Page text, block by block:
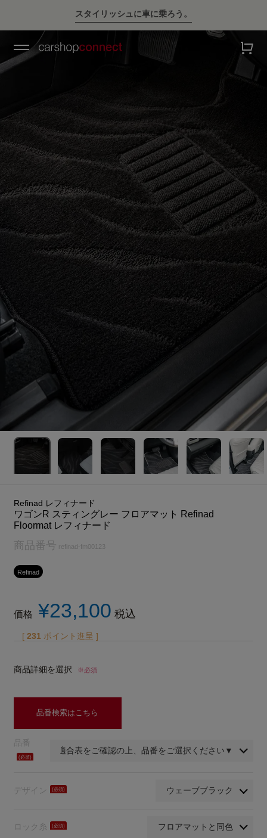
スタイリッシュに車に乗ろう。
Refinad レフィナード
ワゴンR スティングレー フロアマット Refinad
Floormat レフィナード
商品番号 refinad-fm00123
Refinad
価格 ¥23,100 税込
[ 231 ポイント進呈 ]
商品詳細を選択 ※必須
品番検索はこちら
品番
デザイン
ロック糸